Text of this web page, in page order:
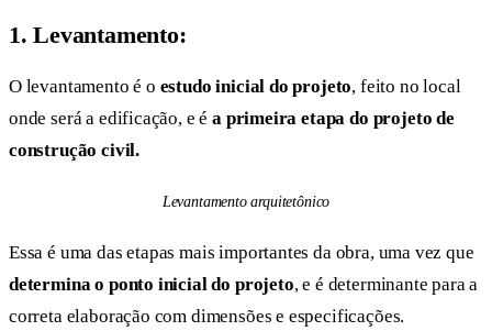
1.Levantamento:
O levantamento é o estudo inicial do projeto, feito no local
onde será a edificação, e éa primeira etapa do projeto de
construção civil.
Levantamento arquitetônico
Essa é uma das etapas mais importantes da obra, uma vez que
determina o ponto inicial do projeto, e é determinante para a
correta elaboração com dimensões e especificações.